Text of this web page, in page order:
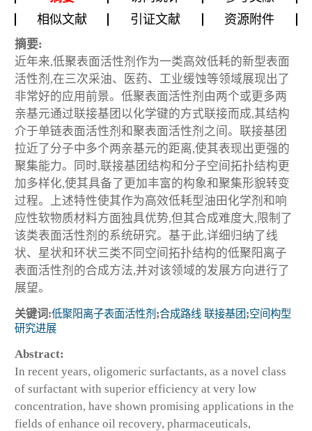
相似文献
引证文献 资源附件
摘要:
近年来,低聚表面活性剂作为一类高效低耗的新型表面
活性剂,在三次采油、医药、工业缓蚀等领域展现出了
非常好的应用前景。低聚表面活性剂由两个或更多两
亲基元通过联接基团以化学键的方式联接而成,其结构
介于单链表面活性剂和聚表面活性剂之间。联接基团
拉近了分子中多个两亲基元的距离,使其表现出更强的
聚集能力。同时,联接基团结构和分子空间拓扑结构更
加多样化,使其具备了更加丰富的构象和聚集形貌转变
过程。上述特性使其作为高效低耗型油田化学剂和响
应性软物质材料方面独具优势,但其合成难度大,限制了
该类表面活性剂的系统研究。基于此,详细归纳了线
状、星状和环状三类不同空间拓扑结构的低聚阳离子
表面活性剂的合成方法,并对该领域的发展方向进行了
展望。
关键词:低聚阳离子表面活性剂 ;合成路线 联接基团 ;空间构型
研究进展
Abstract:
In recent years, oligomeric surfactants, as a novel class
of surfactant with superior efficiency at very low
concentration, have shown promising applications in the
fields of enhance oil recovery, pharmaceuticals,